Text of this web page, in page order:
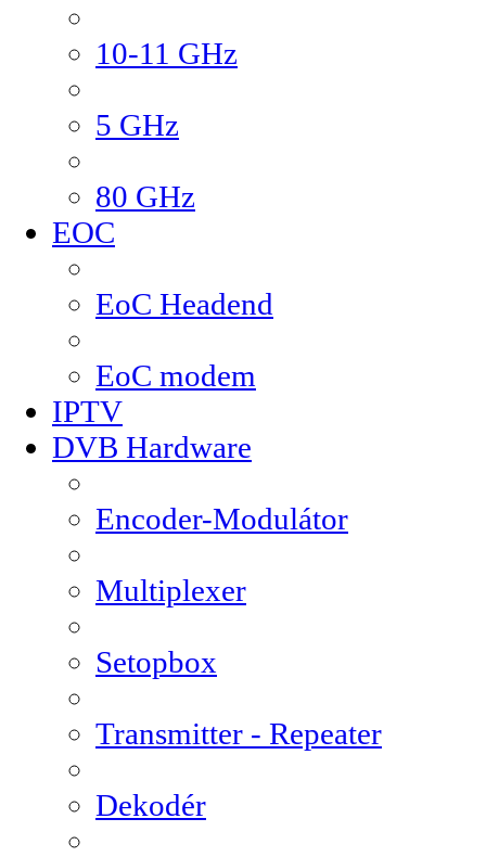
10-11 GHz
5 GHz
80 GHz
EOC
EoC Headend
EoC modem
IPTV
DVB Hardware
Encoder-Modulátor
Multiplexer
Setopbox
Transmitter - Repeater
Dekodér